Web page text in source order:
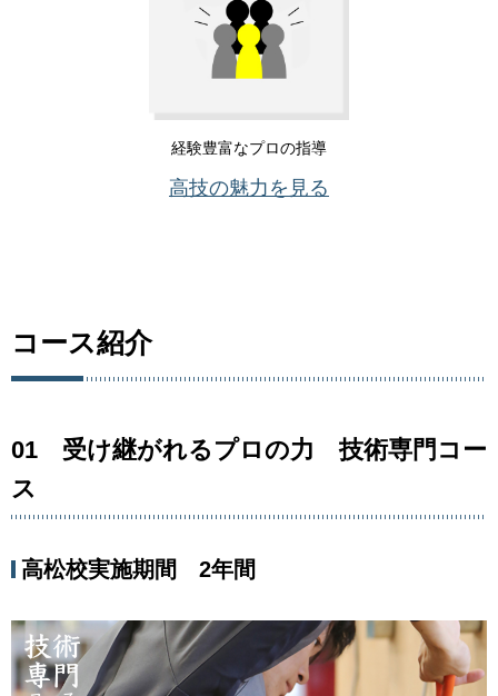
経験豊富なプロの指導
高技の魅力を見る
コース紹介
01 受け継がれるプロの力 技術専門コー
ス
高松校実施期間 2年間